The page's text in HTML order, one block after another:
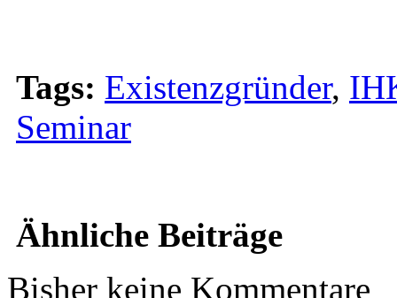
Tags: Existenzgründer,
Seminar
Ähnliche Beiträge
Bisher keine Kommentare